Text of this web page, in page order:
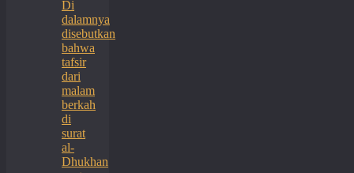
Di
dalamnya
disebutkan
bahwa
tafsir
dari
malam
berkah
di
surat
al-
Dhukhan